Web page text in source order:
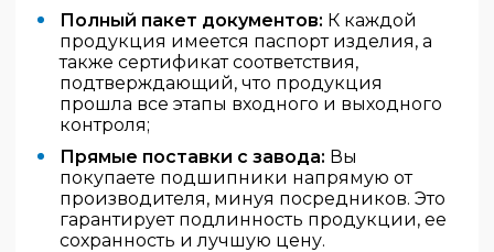
Полный пакет документов: К каждой
продукция имеется паспорт изделия, а
также сертификат соответствия,
подтверждающий, что продукция
прошла все этапы входного и выходного
контроля;
Прямые поставки с завода: Вы
покупаете подшипники напрямую от
производителя, минуя посредников. Это
гарантирует подлинность продукции, ее
сохранность и лучшую цену.